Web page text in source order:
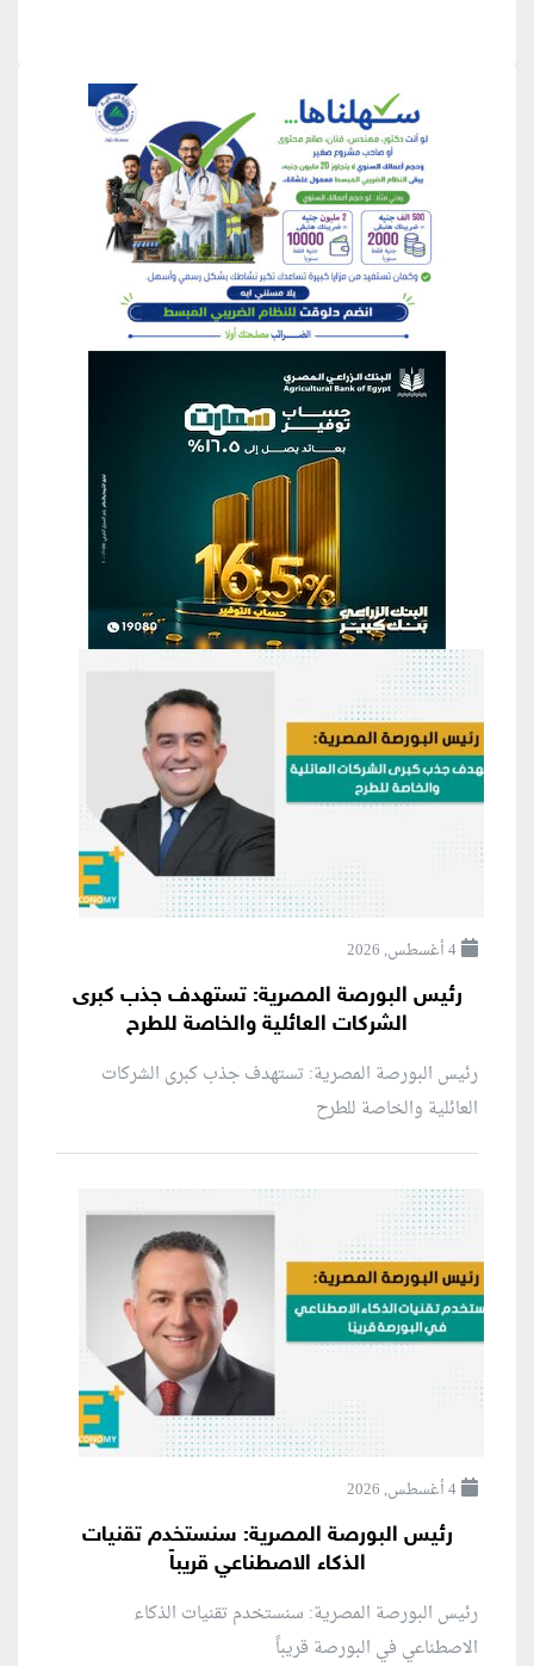
منطقة إعلانية
منطقة إعلانية
4 أغسطس, 2026
رئيس البورصة المصرية: تستهدف جذب كبرى
الشركات العائلية والخاصة للطرح
رئيس البورصة المصرية: تستهدف جذب كبرى الشركات
العائلية والخاصة للطرح
4 أغسطس, 2026
رئيس البورصة المصرية: سنستخدم تقنيات
الذكاء الاصطناعي قريباً
رئيس البورصة المصرية: سنستخدم تقنيات الذكاء
الاصطناعي في البورصة قريباً